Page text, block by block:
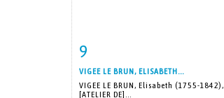
9
VIGEE LE BRUN, ELISABETH...
VIGEE LE BRUN, Elisabeth (1755-1842),
[ATELIER DE]...